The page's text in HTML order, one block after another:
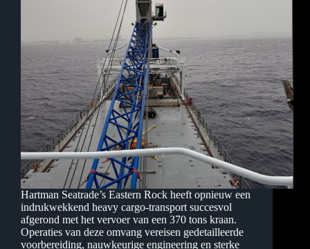
Hartman Seatrade’s Eastern Rock heeft opnieuw een
indrukwekkend heavy cargo-transport succesvol
afgerond met het vervoer van een 370 tons kraan.
Operaties van deze omvang vereisen gedetailleerde
voorbereiding, nauwkeurige engineering en sterke